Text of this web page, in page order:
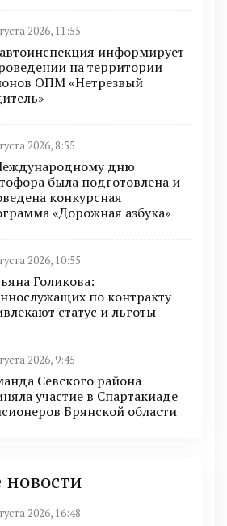
2026, 11:55
информирует
на территории
ОПМ «Нетрезвый
2026, 8:55
дню
была подготовлена и
конкурсная
«Дорожная азбука»
2026, 10:55
Голикова:
по контракту
статус и льготы
2026, 9:45
Севского района
участие в Спартакиаде
Брянской области
2026, 16:48